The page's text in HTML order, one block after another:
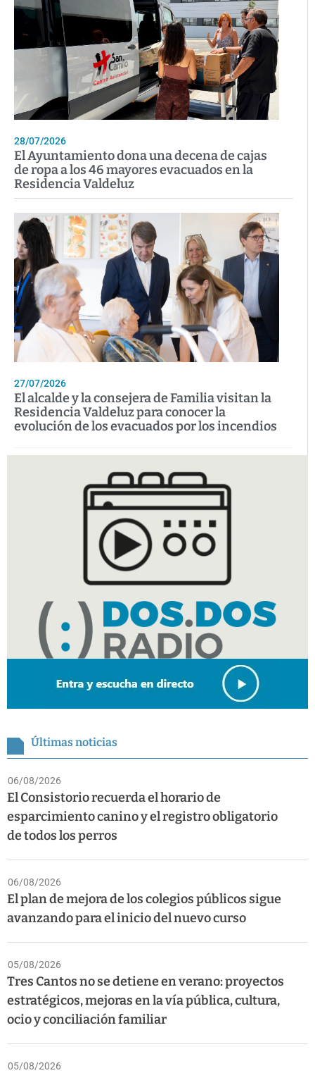
28/07/2026
El Ayuntamiento dona una decena de cajas
de ropa a los 46 mayores evacuados en la
Residencia Valdeluz
27/07/2026
El alcalde y la consejera de Familia visitan la
Residencia Valdeluz para conocer la
evolución de los evacuados por los incendios
Últimas noticias
06/08/2026
El Consistorio recuerda el horario de
esparcimiento canino y el registro obligatorio
de todos los perros
06/08/2026
El plan de mejora de los colegios públicos sigue
avanzando para el inicio del nuevo curso
05/08/2026
Tres Cantos no se detiene en verano: proyectos
estratégicos, mejoras en la vía pública, cultura,
ocio y conciliación familiar
05/08/2026